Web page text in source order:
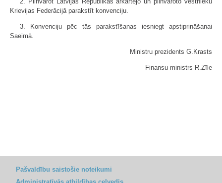
Krievijas Federācijā parakstīt konvenciju.
3. Konvenciju pēc tās parakstīšanas iesniegt apstiprināšanai
Saeimā.
Ministru prezidents G.Krasts
Finansu ministrs R.Zīle
Pašvaldību saistošie noteikumi